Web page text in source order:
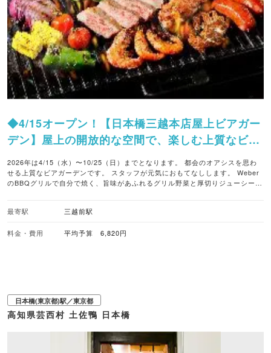
◆4/15オープン！【日本橋三越本店屋上ビアガー
デン】屋上の開放的な空間で、楽しむ上質なビア
ガーデン
2026年は4/15（水）〜10/25（日）までとなります。 都会のオアシスを思わ
せる上質なビアガーデンです。 スタッフが元気におもてなしします。 Weber
のBBQグリルで自分で焼く、旨味があふれるグリル野菜と厚切りジューシーな
楽しさで、夜のひと時をお過ごしください。
最寄駅 三越前駅
料金・費用 平均予算 6,820円
日本橋(東京都)駅／東京都
高知県芸西村 土佐鴨 日本橋